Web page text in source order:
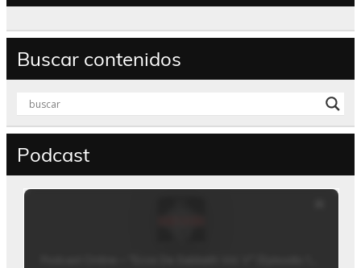
Buscar contenidos
Podcast